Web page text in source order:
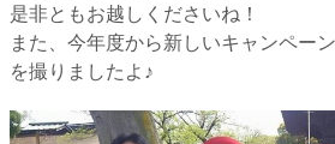
是非ともお越しくださいね！
また、今年度から新しいキャンペー
を撮りましたよ♪